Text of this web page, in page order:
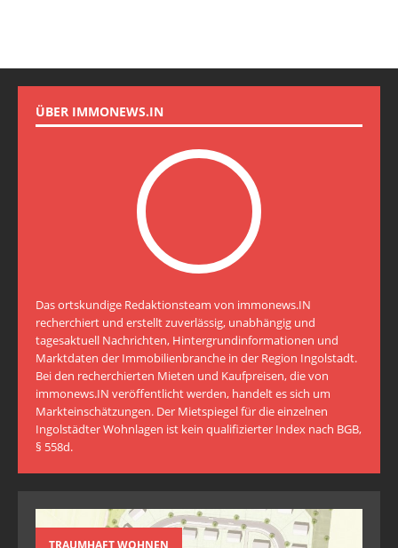
ÜBER IMMONEWS.IN
Das ortskundige Redaktionsteam von immonews.IN
recherchiert und erstellt zuverlässig, unabhängig und
tagesaktuell Nachrichten, Hintergrundinformationen und
Marktdaten der Immobilienbranche in der Region Ingolstadt.
Bei den recherchierten Mieten und Kaufpreisen, die von
immonews.IN veröffentlicht werden, handelt es sich um
Markteinschätzungen. Der Mietspiegel für die einzelnen
Ingolstädter Wohnlagen ist kein qualifizierter Index nach BGB,
§ 558d.
TRAUMHAFT WOHNEN